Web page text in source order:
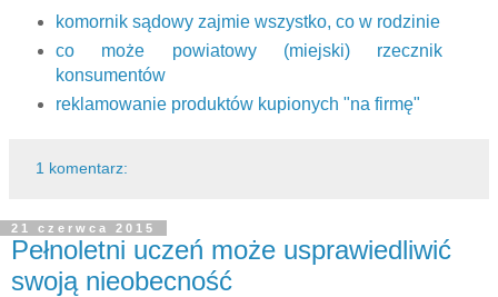
komornik sądowy zajmie wszystko, co w rodzinie
co może powiatowy (miejski) rzecznik
konsumentów
reklamowanie produktów kupionych "na firmę"
1 komentarz:
21 czerwca 2015
Pełnoletni uczeń może usprawiedliwić
swoją nieobecność